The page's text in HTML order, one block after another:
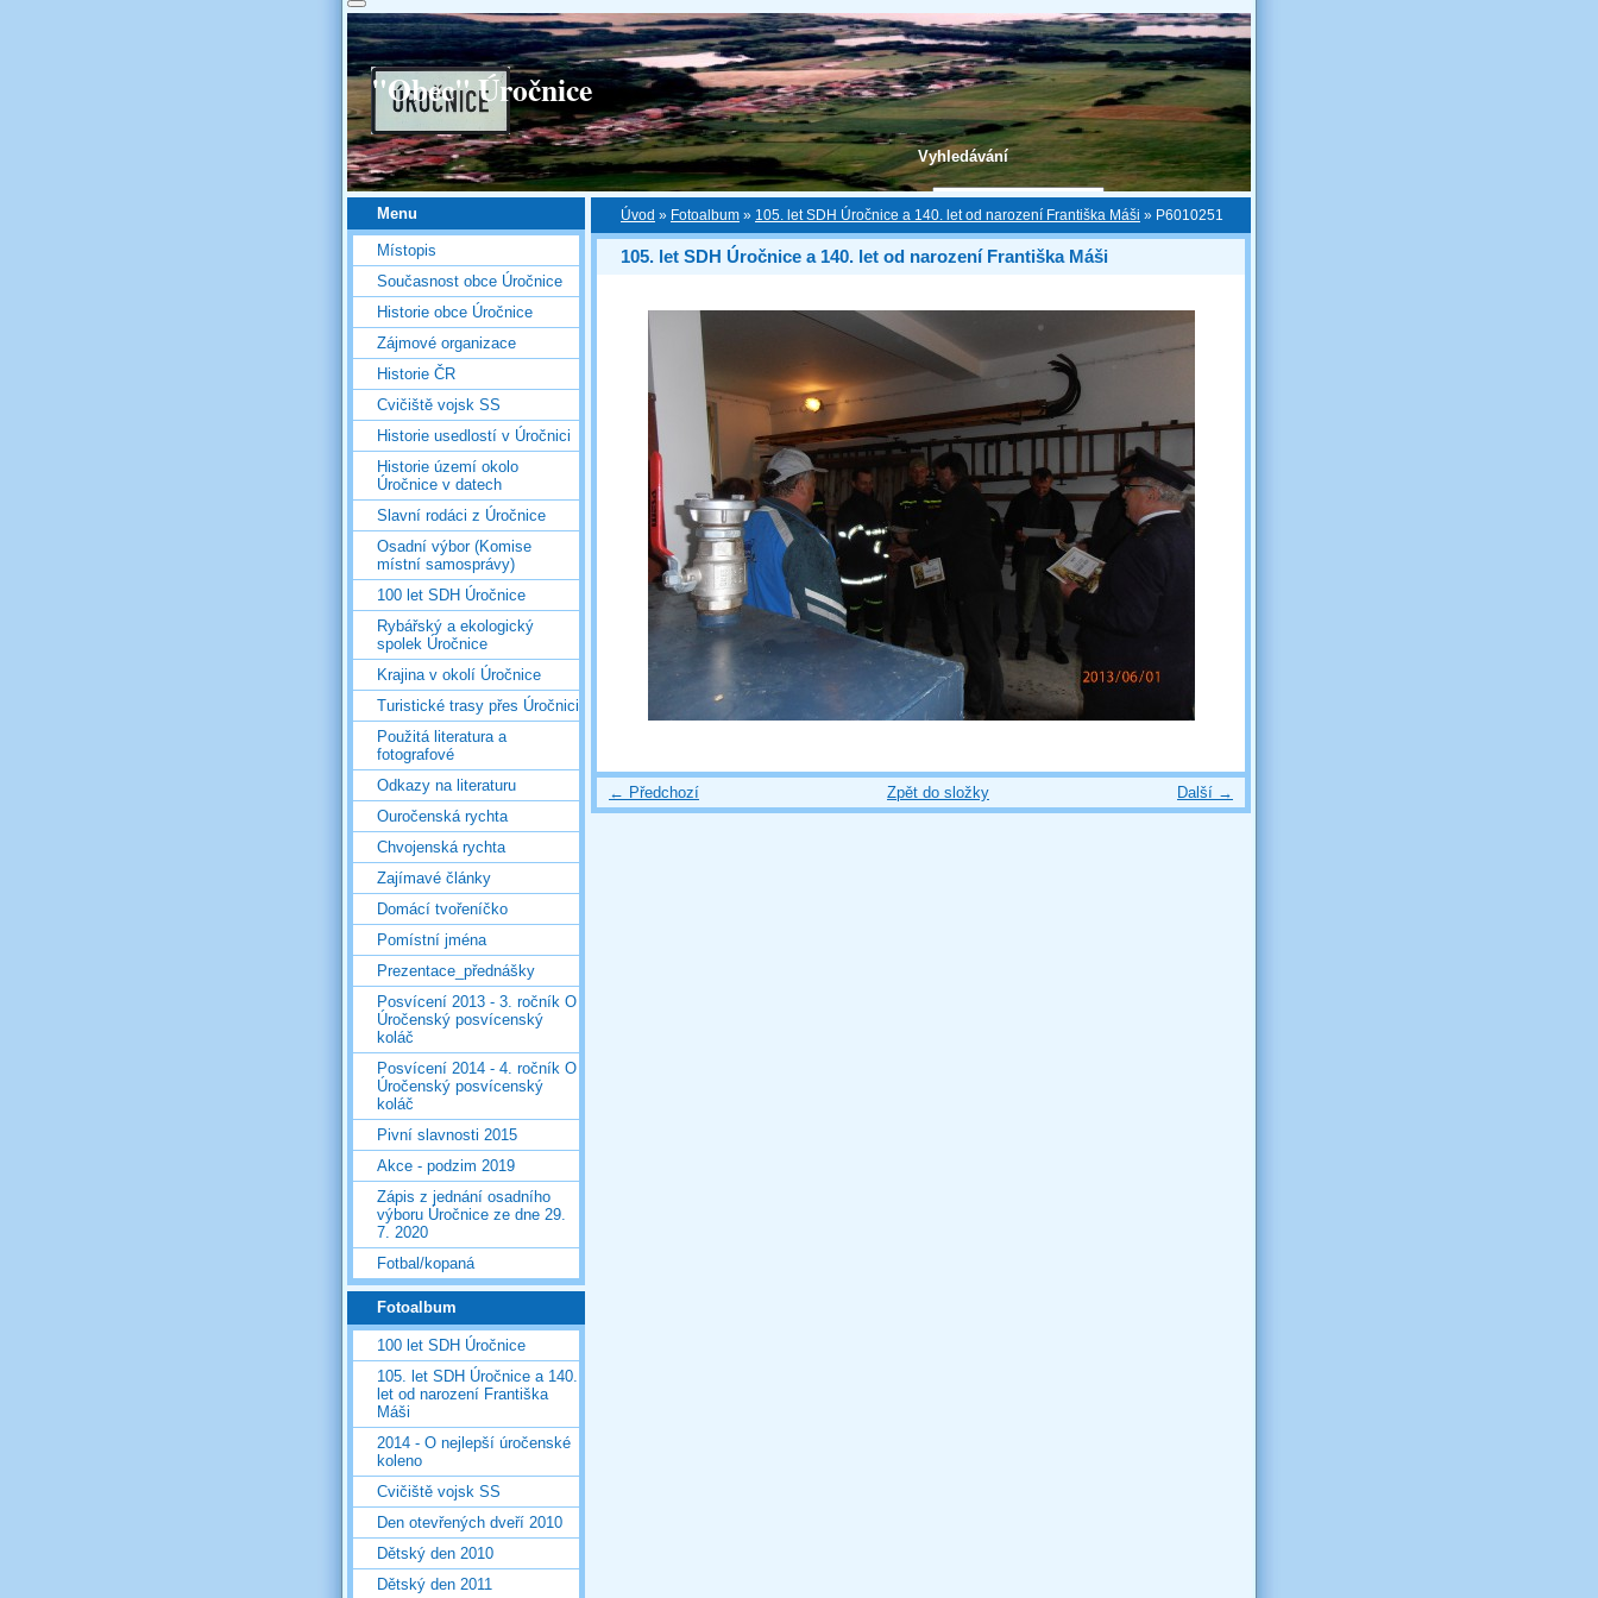
Vyhledávání
"Obec" Úročnice
Úvod » Fotoalbum » 105. let SDH Úročnice a 140. let od narození Františka Máši » P6010251
105. let SDH Úročnice a 140. let od narození Františka Máši
← Předchozí Další →
Zpět do složky
Menu
Místopis
Současnost obce Úročnice
Historie obce Úročnice
Zájmové organizace
Historie ČR
Cvičiště vojsk SS
Historie usedlostí v Úročnici
Historie území okolo
Úročnice v datech
Slavní rodáci z Úročnice
Osadní výbor (Komise
místní samosprávy)
100 let SDH Úročnice
Rybářský a ekologický
spolek Úročnice
Krajina v okolí Úročnice
Turistické trasy přes Úročnici
Použitá literatura a
fotografové
Odkazy na literaturu
Ouročenská rychta
Chvojenská rychta
Zajímavé články
Domácí tvořeníčko
Pomístní jména
Prezentace_přednášky
Posvícení 2013 - 3. ročník O
Úročenský posvícenský
koláč
Posvícení 2014 - 4. ročník O
Úročenský posvícenský
koláč
Pivní slavnosti 2015
Akce - podzim 2019
Zápis z jednání osadního
výboru Úročnice ze dne 29.
7. 2020
Fotbal/kopaná
Fotoalbum
100 let SDH Úročnice
105. let SDH Úročnice a 140.
let od narození Františka
Máši
2014 - O nejlepší úročenské
koleno
Cvičiště vojsk SS
Den otevřených dveří 2010
Dětský den 2010
Dětský den 2011